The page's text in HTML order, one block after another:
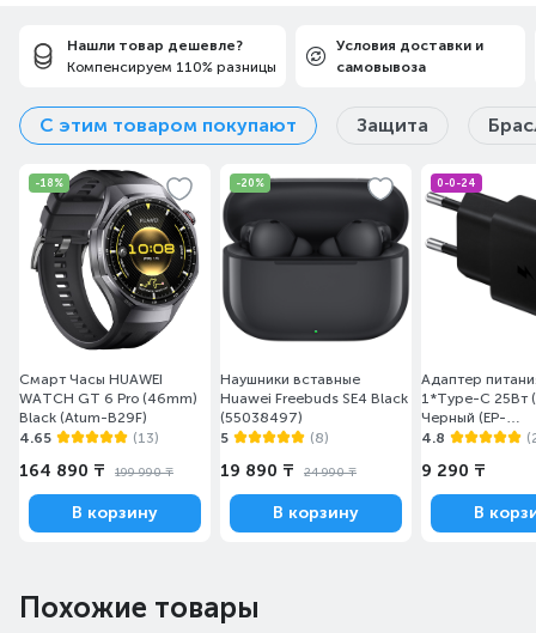
Нашли товар дешевле?
Компенсируем 110% разницы
Условия доставки и
самовывоза
С этим товаром покупают Защита
-18%
Смарт Часы HUAWEI
WATCH GT 6 Pro (46mm)
Black (Atum-B29F)
4.65
(13)
164 890 ₸ 199 990 ₸
В корзину
-20%
Наушники вставные
Huawei Freebuds SE4 Black
(55038497)
5
(8)
19 890 ₸ 24 990 ₸
В корзину
0-0-24
Адаптер
1*Type-C 25Вт
Черный (EP-
T2510NBEGRU)
4.8
9 290 ₸
В
Похожие товары